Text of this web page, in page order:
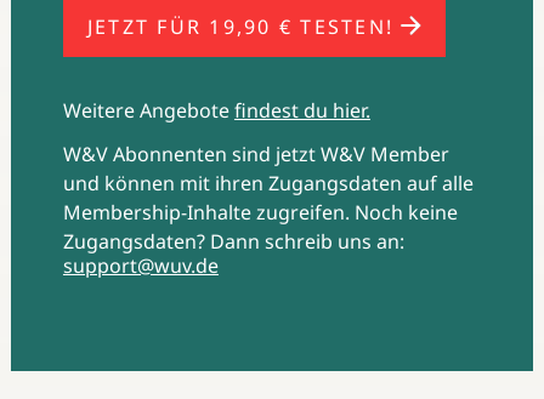
JETZT FÜR 19,90 € TESTEN!
Weitere Angebotefindest du hier.
W&V Abonnenten sind jetzt W&V Member
und können mit ihren Zugangsdaten auf alle
Membership-Inhalte zugreifen. Noch keine
Zugangsdaten? Dann schreib uns an:
support@wuv.de